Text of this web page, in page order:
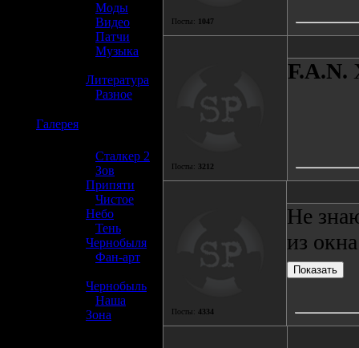
Моды
Видео
Патчи
Музыка
Литература
Разное
Галерея
Сталкер 2
Зов
Припяти
Чистое
Небо
Тень
Чернобыля
Фан-арт
Чернобыль
Наша
Зона
Посты: 1047
Посты: 3212
F.A.N.
Посты: 4334
Не
из